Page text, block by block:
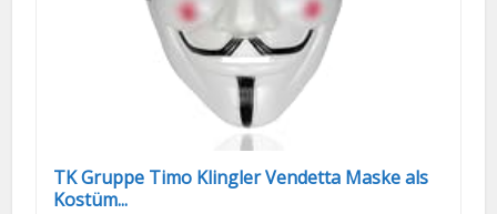
TK Gruppe Timo Klingler Vendetta Maske als
Kostüm...